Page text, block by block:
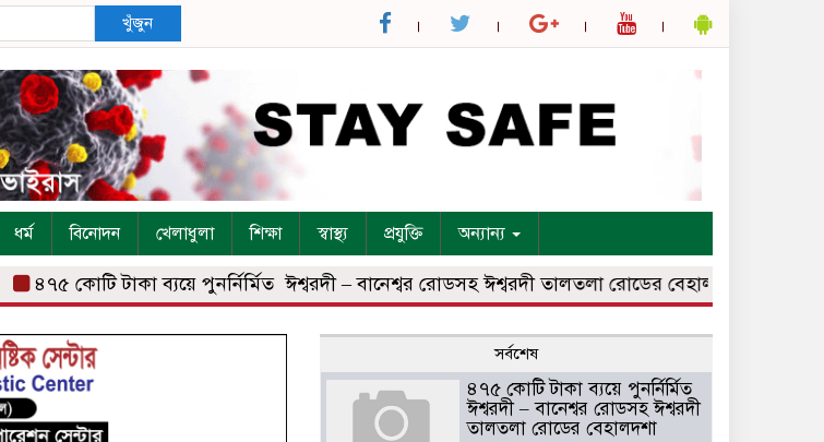
খুঁজুন
ধর্ম বিনোদন খেলাধুলা শিক্ষা স্বাস্থ্য প্রযুক্তি অন্যান্য
৪৭৫ কোটি টাকা ব্যয়ে পুনর্নির্মিত ঈশ্বরদী – বানেশ্বর রোডসহ ঈশ্বরদী তালতলা রোডের বেহালদশা
সর্বশেষ
৪৭৫ কোটি টাকা ব্যয়ে পুনর্নির্মিত
ঈশ্বরদী – বানেশ্বর রোডসহ ঈশ্বরদী
তালতলা রোডের বেহালদশা